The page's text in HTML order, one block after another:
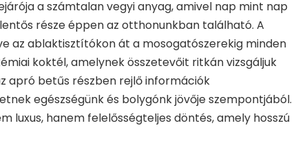
a számtalan vegyi anyag, amivel nap mint nap
része éppen az otthonunkban található. A
az ablaktisztítókon át a mosogatószerekig minden
koktél, amelynek összetevőit ritkán vizsgáljuk
apró betűs részben rejlő információk
egészségünk és bolygónk jövője szempontjából.
luxus, hanem felelősségteljes döntés, amely hosszú